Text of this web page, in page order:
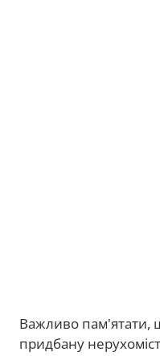
Важливо пам'ятати,
придбану